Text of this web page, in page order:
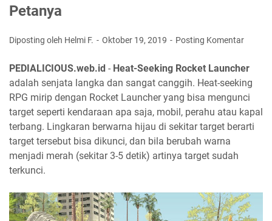
Petanya
Diposting oleh Helmi F. Oktober 19, 2019 Posting Komentar
PEDIALICIOUS.web.id - Heat-Seeking Rocket Launcher
adalah senjata langka dan sangat canggih. Heat-seeking
RPG mirip dengan Rocket Launcher yang bisa mengunci
target seperti kendaraan apa saja, mobil, perahu atau kapal
terbang. Lingkaran berwarna hijau di sekitar target berarti
target tersebut bisa dikunci, dan bila berubah warna
menjadi merah (sekitar 3-5 detik) artinya target sudah
terkunci.